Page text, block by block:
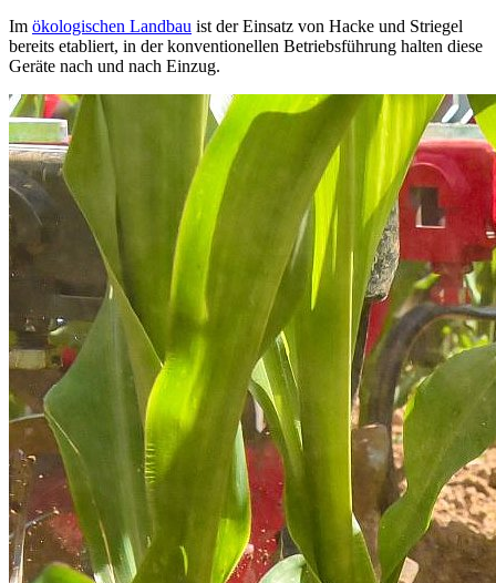
Im ökologischen Landbau ist der Einsatz von Hacke und Striegel
bereits etabliert, in der konventionellen Betriebsführung halten diese
Geräte nach und nach Einzug.